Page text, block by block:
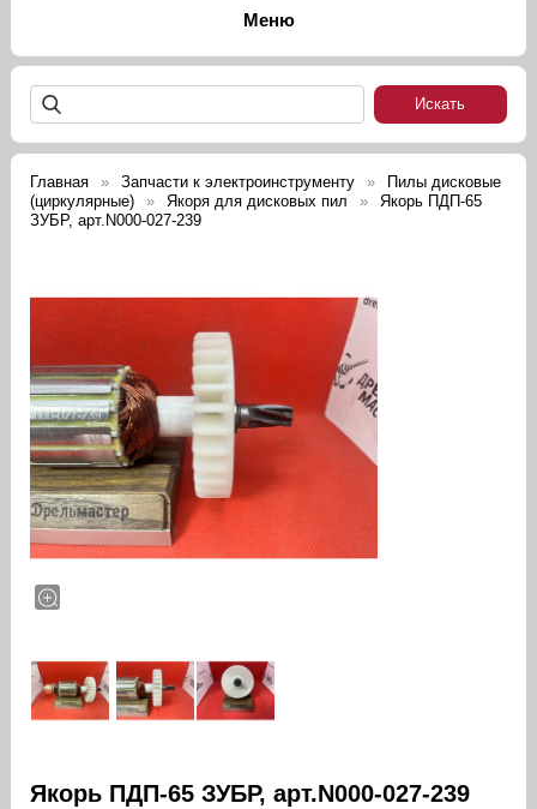
Главная Запчасти к электроинструменту
Пилы дисковые
(циркулярные)
Якоря для дисковых пил
Якорь ПДП-65
ЗУБР, арт.N000-027-239
Якорь ПДП-65 ЗУБР, арт.N000-027-239